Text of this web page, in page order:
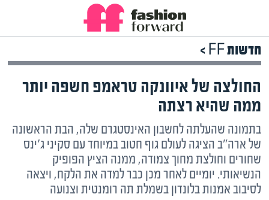
חדשות FF >
החולצה של איוונקה טראמפ חשפה יותר
ממה שהיא רצתה
בתמונה שהעלתה לחשבון האינסטגרם שלה, הבת הראשונה
של ארה"ב הציגה לעולם גוף חטוב במיוחד עם סקיני ג'ינס
שחורים וחולצת מחוך צמודה, ממנה הציץ הפופיק
הנשיאותי. יומיים לאחר מכן כבר למדה את הלקח, ויצאה
לסיבוב אמנות בלונדון בשמלת תה רומנטית וצנועה